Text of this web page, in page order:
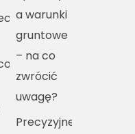
a warunki
gruntowe
– na co
zwrócić
uwagę?
Precyzyjne